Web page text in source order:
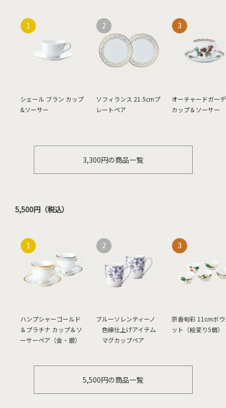
シェール ブラン カップ
&ソーサー
ソフィランス 21.5cmプ
レートペア
オーチャードガー
カップ＆ソーサー
3,300円の商品一覧
5,500円（税込）
ハンプシャーゴールド
＆プラチナ カップ＆ソ
ーサーペア（金・銀）
ブルーソレンティーノ
色線仕上げアイテム
マグカップペア
京香旬彩 11cmボ
ット（絵変り5個）
5,500円の商品一覧